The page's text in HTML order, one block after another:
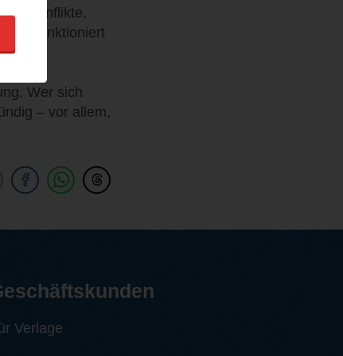
funktioniert
Wer sich
– vor allem,
Verlage